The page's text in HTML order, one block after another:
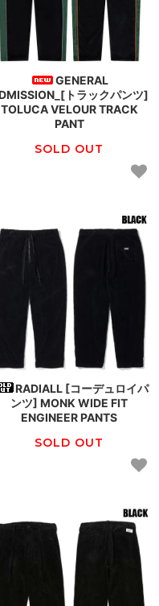
GENERAL
トラックパンツ]
TOLUCA VELOUR TRACK
PANT
SOLD OUT
RADIALL [コーデュロイパ
ンツ] MONK WIDE FIT
ENGINEER PANTS
SOLD OUT